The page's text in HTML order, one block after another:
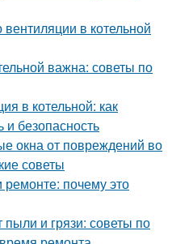
в котельной
важна: советы по
в котельной: как
и безопасность
окна от повреждений во
советы
почему это
пыли и грязи: советы по